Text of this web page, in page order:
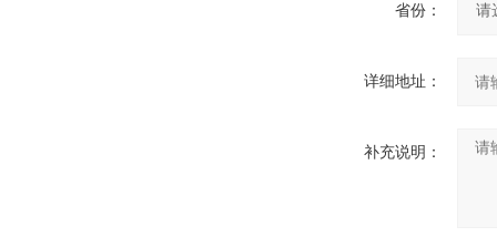
省份：
详细地址：
补充说明：